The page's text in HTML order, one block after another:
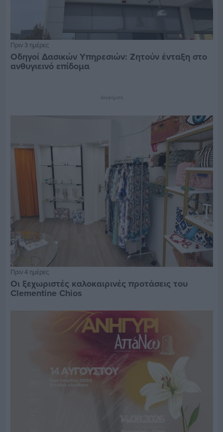
Πριν 3 ημέρες
Οδηγοί Δασικών Υπηρεσιών: Ζητούν ένταξη στο
ανθυγιεινό επίδομα
Διαφήμιση
Πριν 4 ημέρες
Οι ξεχωριστές καλοκαιρινές προτάσεις του
Clementine Chios